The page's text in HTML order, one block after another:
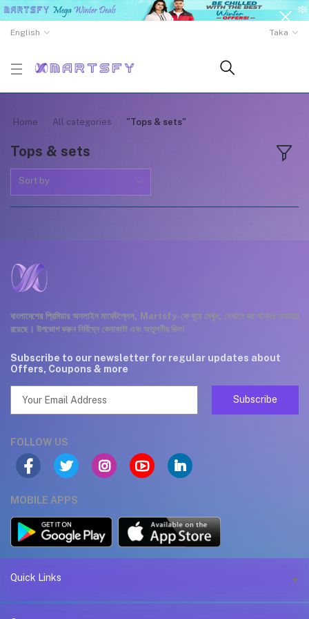
English Taka
Home All categories "Tops & sets"
Tops & sets
Sort by
বাংলাদেশের প্রিমিয়ার অনলাইন মার্কেটপ্লেস, Martsfy-কে ঘুরে দেখুন, যেখানে বহু পণ্যের সমাহার
রয়েছে। উপভোগ করুন নির্বিঘ্নে কেনাকাটা এবং অতুলনীয় ডিল!
Subscribe to our newsletter for regular updates about
Offers, Coupons & more
Subscribe
FOLLOW US
MOBILE APPS
Quick Links